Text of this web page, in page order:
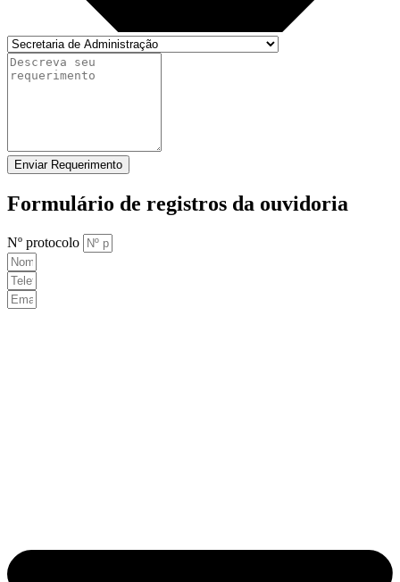
Enviar Requerimento
Formulário de registros da ouvidoria
Nº protocolo